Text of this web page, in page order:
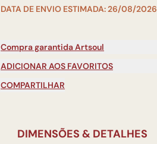
DATA DE ENVIO ESTIMADA: 26/08/2026
Compra garantida Artsoul
ADICIONAR AOS FAVORITOS
COMPARTILHAR
DIMENSÕES & DETALHES